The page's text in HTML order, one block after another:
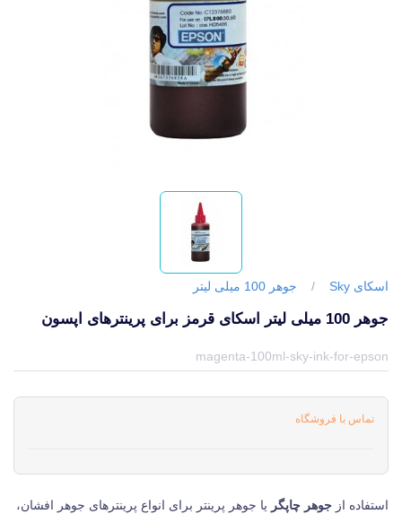
اسکای Sky / جوهر 100 میلی لیتر
جوهر 100 میلی لیتر اسکای قرمز برای پرینترهای اپسون
magenta-100ml-sky-ink-for-epson
تماس با فروشگاه
استفاده از جوهر چاپگر یا جوهر پرینتر برای انواع پرینترهای جوهر افشان،